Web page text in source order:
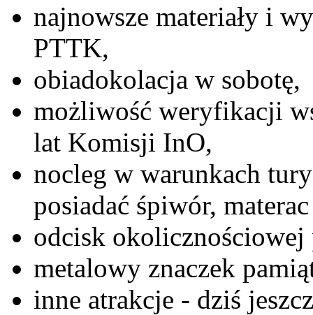
najnowsze materiały i
PTTK,
obiadokolacja w sobotę,
możliwość weryfikacji
lat Komisji InO,
nocleg w warunkach
posiadać śpiwór,
odcisk
metalowy znaczek
inne atrakcje - dziś